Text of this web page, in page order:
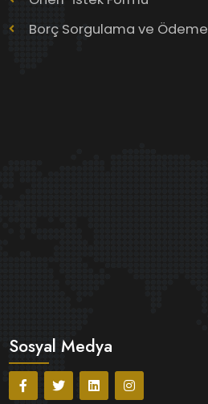
Borç Sorgulama ve Ödeme
Sosyal Medya